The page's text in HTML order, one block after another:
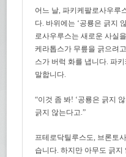
어느 날, 파키케팔로사우루
다. 바위에는 ‘공룡은 긁지
로사우루스는 새로운 사실
케라톱스가 무릎을 긁으려
스가 버럭 화를 냅니다. 파
말합니다.
“이것 좀 봐! ‘공룡은 긁지
긁지 않는다고.”
프테로닥틸루스도, 브론토
습니다. 하지만 아무도 긁